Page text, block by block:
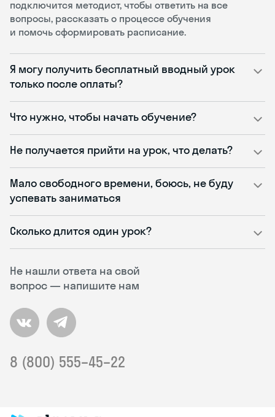
Не нашли ответа на свой
вопрос — напишите нам
8 (800) 555–45–22
подключится методист, чтобы ответить на все
вопросы, рассказать о процессе обучения
и помочь сформировать расписание.
Я могу получить бесплатный вводный урок
только после оплаты?
Что нужно, чтобы начать обучение?
Не получается прийти на урок, что делать?
Мало свободного времени, боюсь, не буду
успевать заниматься
Сколько длится один урок?